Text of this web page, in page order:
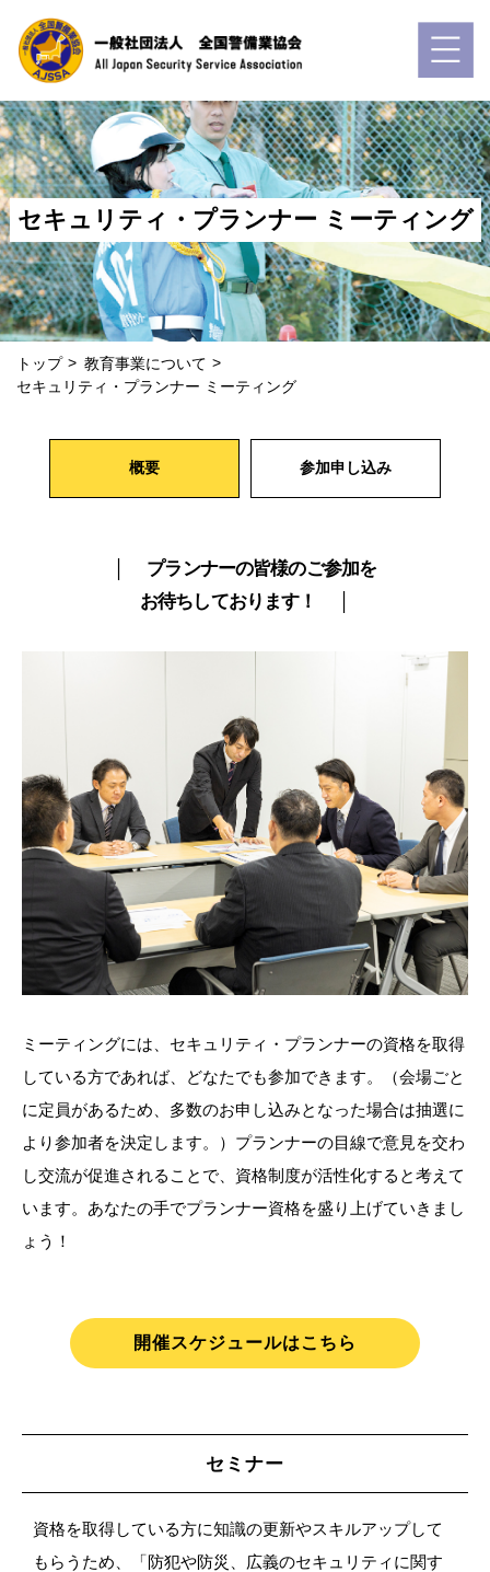
セキュリティ・プランナー ミーティング
トップ
教育事業について
セキュリティ・プランナー ミーティング
概要 参加申し込み
│ プランナーの皆様のご参加を
お待ちしております！ │
ミーティングには、セキュリティ・プランナーの資格を取得
している方であれば、どなたでも参加できます。（会場ごと
に定員があるため、多数のお申し込みとなった場合は抽選に
より参加者を決定します。）プランナーの目線で意見を交わ
し交流が促進されることで、資格制度が活性化すると考えて
います。あなたの手でプランナー資格を盛り上げていきまし
ょう！
開催スケジュールはこちら
セミナー
資格を取得している方に知識の更新やスキルアップして
もらうため、「防犯や防災、広義のセキュリティに関す